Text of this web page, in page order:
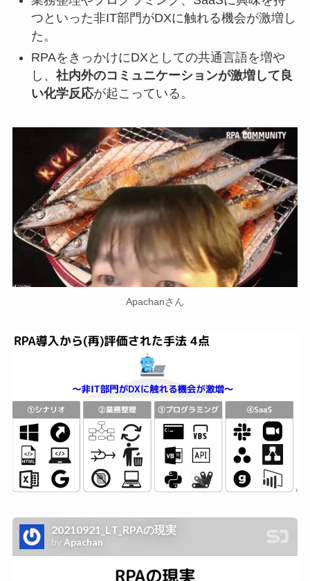
つといった非IT部門がDXに触れる機会が激増し
た。
RPAをきっかけにDXとしての共通言語を増や
し、 社内外のコミュニケーションが激増して良
い化学反応が起こっている。
Apachanさん